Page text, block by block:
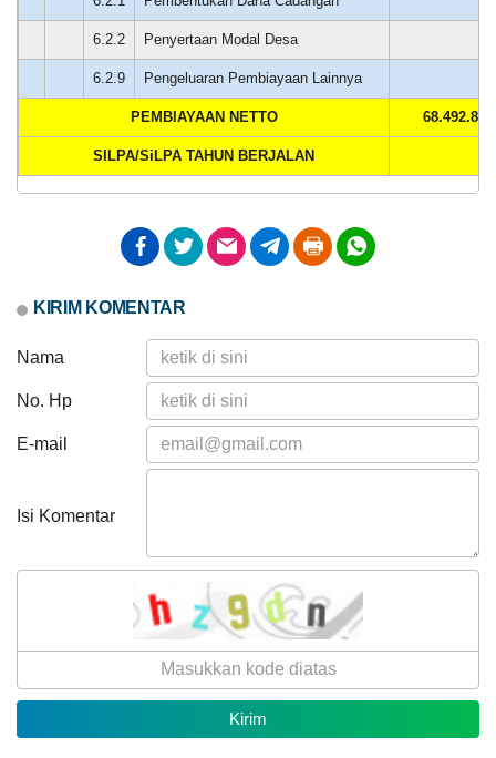
6.2.2 Penyertaan Modal Desa
6.2.9 Pengeluaran Pembiayaan Lainnya
PEMBIAYAAN NETTO
SILPA/SiLPA TAHUN BERJALAN
KIRIM KOMENTAR
Nama
No. Hp
E-mail
Isi Komentar
13
April
2026
161
Kali
Pemdes
Pemeriksaan
Berkas
Tim
Lombok
Barat
Alokasi Dana Desa
Anggaran
741.427.000,00
457.034.000,00